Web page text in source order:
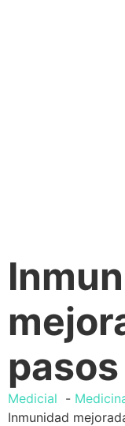
Medicial
Inmunidad